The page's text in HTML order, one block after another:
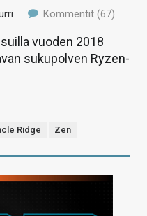
Kommentit (67)
vuoden 2018
sukupolven Ryzen-
Ridge Zen